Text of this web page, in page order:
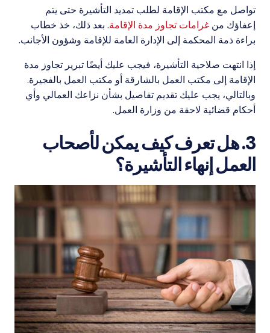
تواصل مع مكتب الإقامة لطلب تمديد التأشيرة حتى يتم
إعفاؤك من غرامات تجاوز مدة الإقامة. بعد ذلك، خذ خطاب
براءة ذمة المحكمة إلى الإدارة العامة للإقامة وشؤون الأجانب.
إذا انتهت صلاحية التأشيرة، فيجب عليك أيضًا تبرير تجاوز مدة
الإقامة إلى مكتب العمل بالشارقة أو مكتب العمل بالفجيرة.
وبالتالي، يجب عليك تقديم تفاصيل بشأن نزاعك العمالي وأي
أحكام قضائية لاحقة من وزارة العمل.
3. هل تعرف كيف يمكن لأصحاب
العمل إنهاء التأشيرة؟